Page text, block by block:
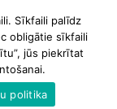
Sīkfaili palīdz
obligātie sīkfaili
jūs piekrītat
politika